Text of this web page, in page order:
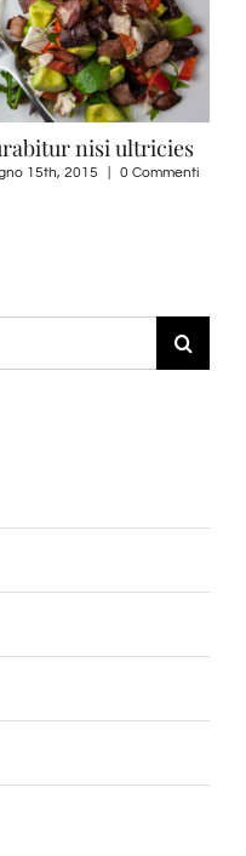
Duis tempor turpis
neque